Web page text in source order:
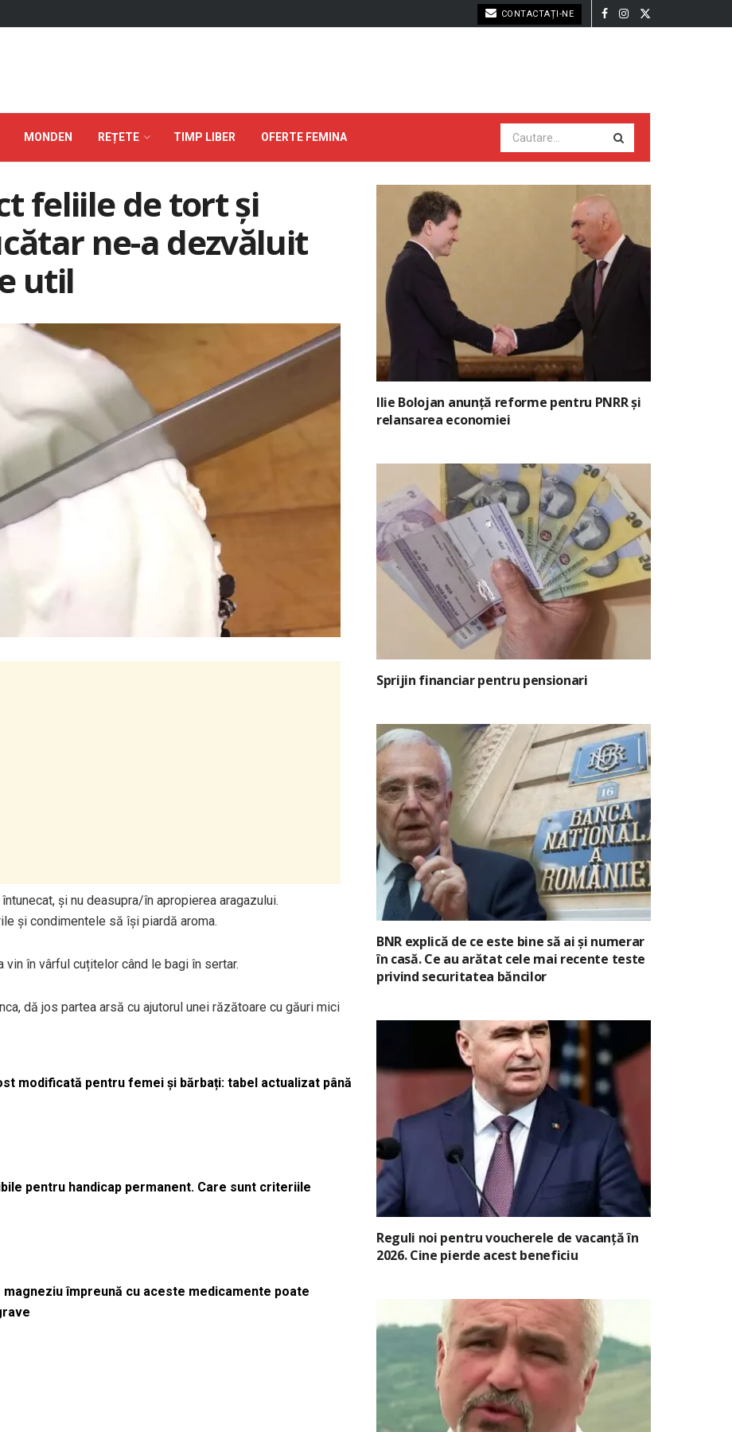
CONTACTAȚI-NE
MONDEN REȚETE TIMP LIBER OFERTE FEMINA
feliile de tort și
ne-a dezvăluit
util
și nu deasupra/în apropierea aragazului.
și condimentele să își piardă aroma.
în vârful cuțitelor când le bagi în sertar.
dă jos partea arsă cu ajutorul unei răzătoare cu găuri mici
modificată pentru femei și bărbați: tabel actualizat până
pentru handicap permanent. Care sunt criteriile
împreună cu aceste medicamente poate
Ilie Bolojan anunță reforme pentru PNRR și
relansarea economiei
Sprijin financiar pentru pensionari
BNR explică de ce este bine să ai și numerar
în casă. Ce au arătat cele mai recente teste
privind securitatea băncilor
Reguli noi pentru voucherele de vacanță în
2026. Cine pierde acest beneficiu